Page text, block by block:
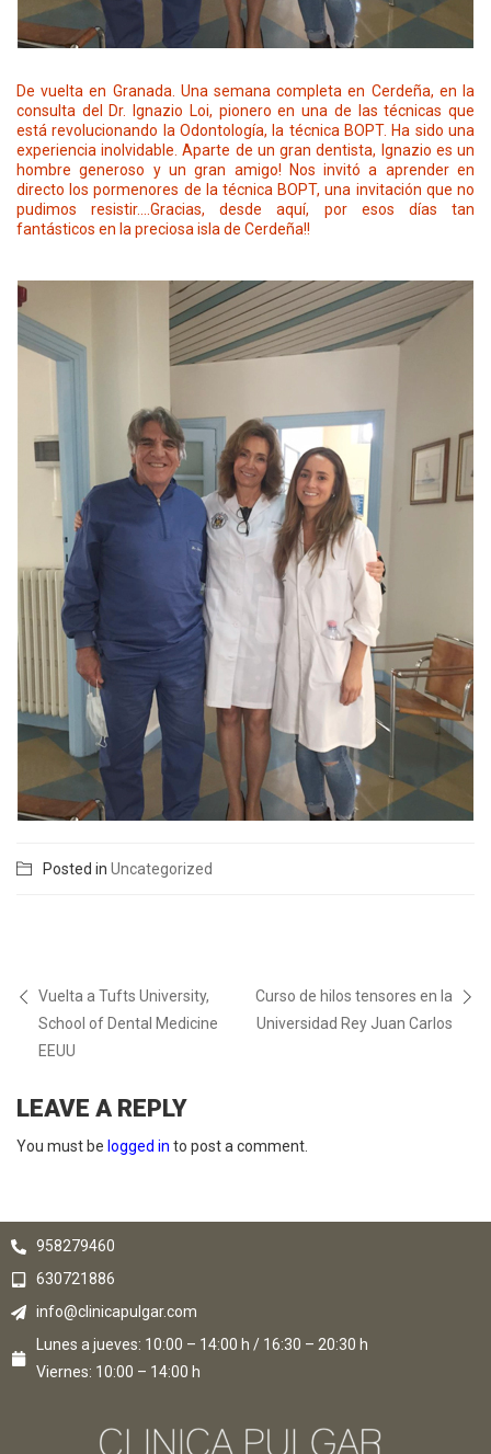
De vuelta en Granada. Una semana completa en Cerdeña, en la
consulta del Dr. Ignazio Loi, pionero en una de las técnicas que
está revolucionando la Odontología, la técnica BOPT. Ha sido una
experiencia inolvidable. Aparte de un gran dentista, Ignazio es un
hombre generoso y un gran amigo! Nos invitó a aprender en
directo los pormenores de la técnica BOPT, una invitación que no
pudimos resistir….Gracias, desde aquí, por esos días tan
fantásticos en la preciosa isla de Cerdeña!!
Posted in Uncategorized
Vuelta a Tufts University,
School of Dental Medicine
EEUU
Curso de hilos tensores en la
Universidad Rey Juan Carlos
LEAVE A REPLY
You must be logged in to post a comment.
958279460
630721886
info@clinicapulgar.com
Lunes a jueves: 10:00 – 14:00 h / 16:30 – 20:30 h
Viernes: 10:00 – 14:00 h